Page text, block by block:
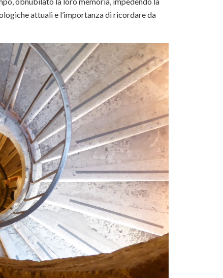
attuali e l’importanza di ricordare da